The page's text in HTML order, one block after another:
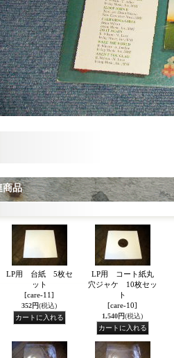
商品
LP用 台紙 5枚セ
ット
[care-11]
352円(税込)
LP用 コート紙丸
穴ジャケ 10枚セッ
ト
[care-10]
1,540円(税込)